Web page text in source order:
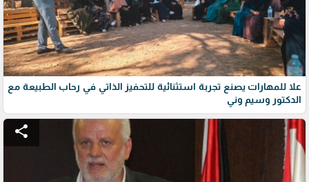
علا للمهارات يصنع تجربة استثنائية للتحفيز الذاتي في رحاب الطبيعة مع
الدكتور وسيم وني
share